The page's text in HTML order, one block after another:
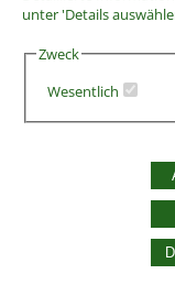
unter 'Details
Zweck
Wesentlich
AGB
Vertrag widerrufen
Zahlung und
Batterieentsorgung
Widerruf Cookie-